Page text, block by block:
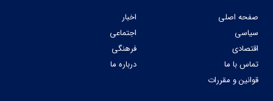
صفحه اصلی
اخبار
سیاسی
اجتماعی
اقتصادی
فرهنگی
تماس با ما
درباره ما
قوانین و مقررات